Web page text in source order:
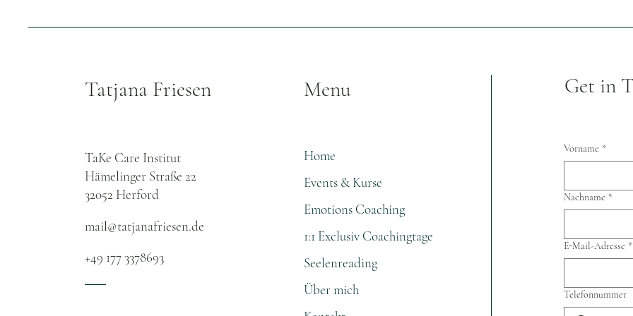
Tatjana Friesen
TaKe Care Institut
Hämelinger Straße 22
32052 Herford​
mail@tatjanafriesen.de
+49 177 3378693
Menu
Home
Events & Kurse
Emotions Coaching
1:1 Exclusiv Coachingtage
Seelenreading
Über mich
Get in
Vorname *
Nachname *
E-Mail-Adresse *
Telefonnummer